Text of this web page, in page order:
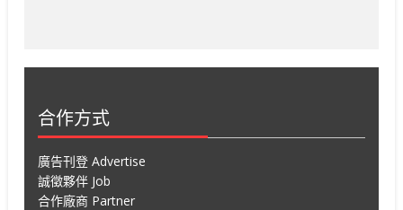
合作方式
廣告刊登 Advertise
誠徵夥伴 Job
合作廠商 Partner